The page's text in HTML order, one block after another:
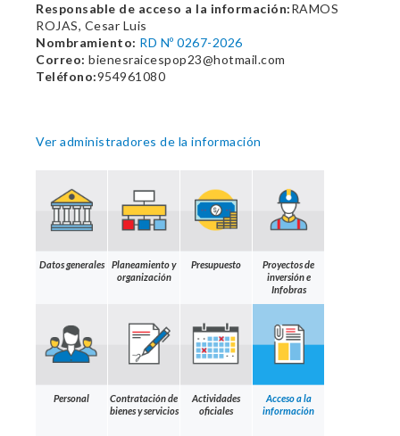
Responsable de acceso a la información:RAMOS
ROJAS, Cesar Luis
Nombramiento: RD Nº 0267-2026
Correo: bienesraicespop23@hotmail.com
Teléfono:954961080
Ver administradores de la información
Datos generales
Planeamiento y
organización
Presupuesto
Proyectos de
inversión e
Infobras
Personal
Contratación de
bienes y servicios
Actividades
oficiales
Acceso a la
información